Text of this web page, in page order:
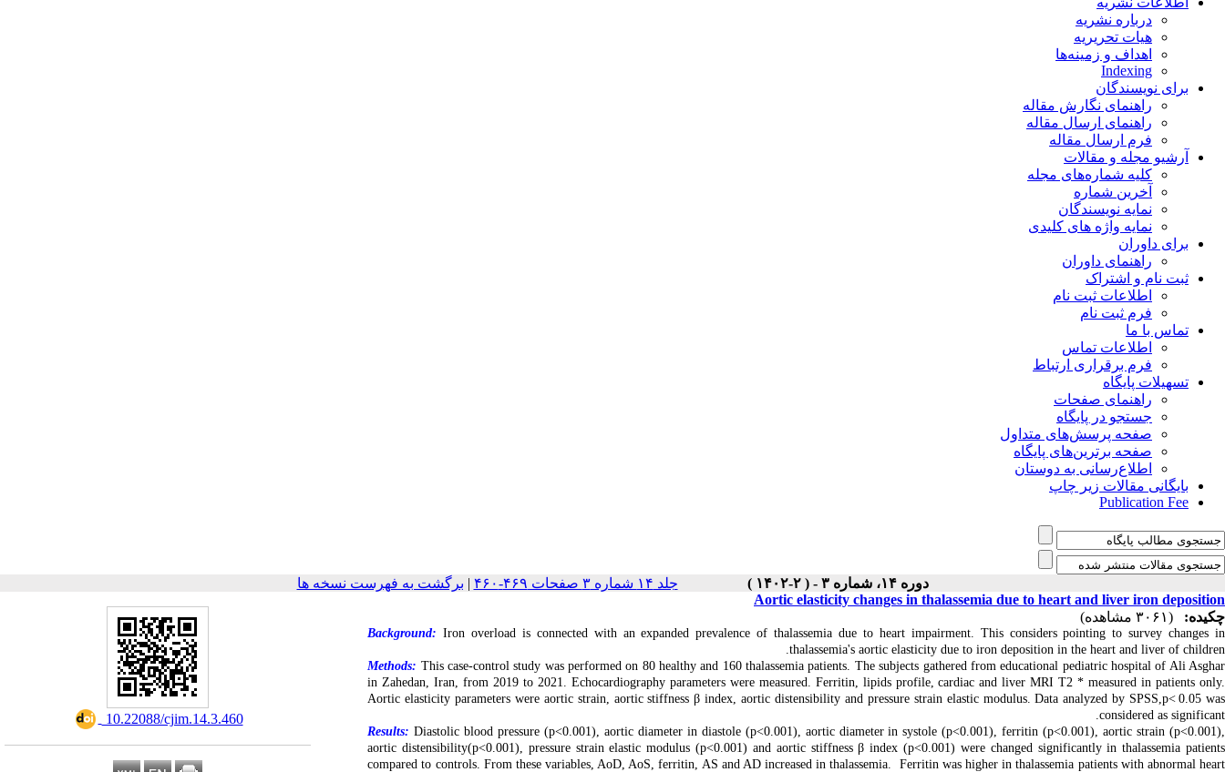
درباره نشریه
هیات تحریریه
اهداف و زمینه‌ها
Indexing
برای نویسندگان
راهنمای نگارش مقاله
راهنمای ارسال مقاله
فرم ارسال مقاله
آرشیو مجله و مقالات
کلیه شماره‌های مجله
آخرین شماره
نمایه نویسندگان
نمایه واژه های کلیدی
برای داوران
راهنمای داوران
ثبت نام و اشتراک
اطلاعات ثبت نام
فرم ثبت نام
تماس با ما
اطلاعات تماس
فرم برقراری ارتباط
تسهیلات پایگاه
راهنمای صفحات
جستجو در پایگاه
صفحه پرسش‌های متداول
صفحه برترین‌های پایگاه
اطلاع‌رسانی به دوستان
بایگانی مقالات زیر چاپ
Publication Fee
دوره ۱۴، شماره ۳ - ( ۲-۱۴۰۲ ) جلد ۱۴ شماره ۳ صفحات ۴۶۹-۴۶۰ | برگشت به فهرست نسخه ها
‎ 10.22088/cjim.14.3.460
Aortic elasticity changes in thalassemia due to heart and liver iron deposition
چکیده:
(۳۰۶۱ مشاهده)
Background: Iron overload is connected with an expanded prevalence of thalassemia due to heart impairment. This considers pointing to survey changes in
thalassemia's aortic elasticity due to iron deposition in the heart and liver of children.
Methods: This case-control study was performed on 80 healthy and 160 thalassemia patients. The subjects gathered from educational pediatric hospital of Ali Asghar
in Zahedan, Iran, from 2019 to 2021. Echocardiography parameters were measured. Ferritin, lipids profile, cardiac and liver MRI T2 * measured in patients only.
Aortic elasticity parameters were aortic strain, aortic stiffness β index, aortic distensibility and pressure strain elastic modulus. Data analyzed by SPSS,p< 0.05 was
considered as significant.
Results: Diastolic blood pressure (p<0.001), aortic diameter in diastole (p<0.001), aortic diameter in systole (p<0.001), ferritin (p<0.001), aortic strain (p<0.001),
aortic distensibility(p<0.001), pressure strain elastic modulus (p<0.001) and aortic stiffness β index (p<0.001) were changed significantly in thalassemia patients
compared to controls. From these variables, AoD, AoS, ferritin, AS and AD increased in thalassemia. Ferritin was higher in thalassemia patients with abnormal heart